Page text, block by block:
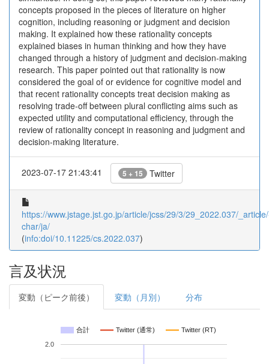
concepts proposed in the pieces of literature on higher
cognition, including reasoning or judgment and decision
making. It explained how these rationality concepts
explained biases in human thinking and how they have
changed through a history of judgment and decision-making
research. This paper pointed out that rationality is now
considered the goal of or evidence for cognitive model and
that recent rationality concepts treat decision making as
resolving trade-off between plural conflicting aims such as
expected utility and computational efficiency, through the
review of rationality concept in reasoning and judgment and
decision-making literature.
2023-07-17 21:43:41 5 + 15 Twitter
https://www.jstage.jst.go.jp/article/jcss/29/3/29_2022.037/
char/ja/
(info:doi/10.11225/cs.2022.037)
言及状況
変動（ピーク前後） 変動（月別） 分布
合計 Twitter (通常) Twitter (RT)
2.0